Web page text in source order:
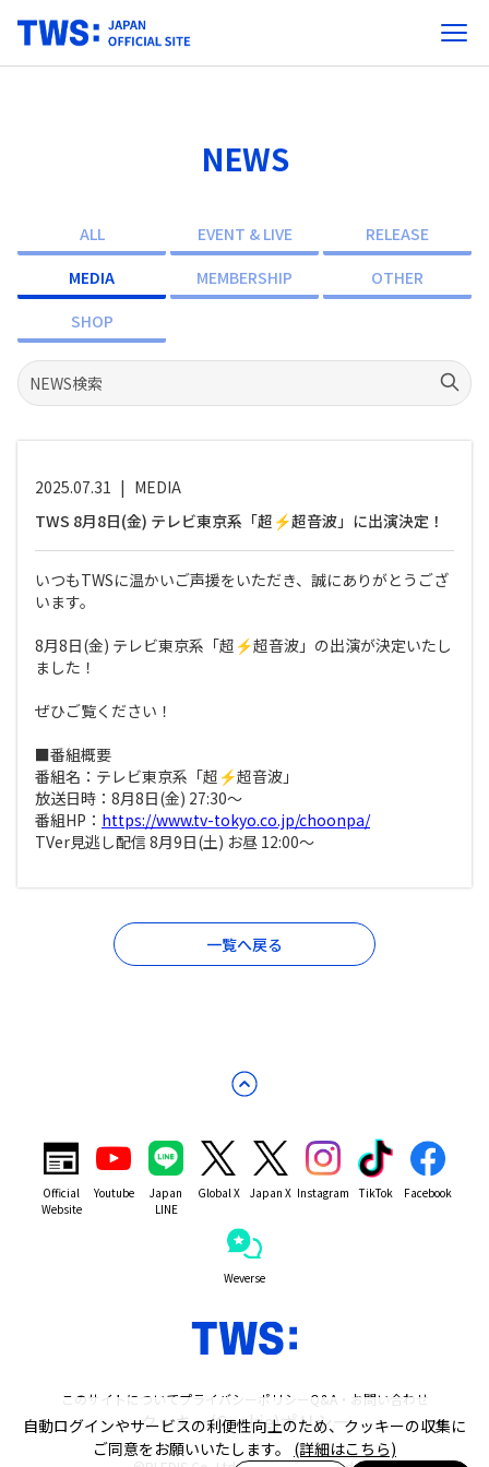
NEWS
ALL EVENT & LIVE
RELEASE
MEDIA
MEMBERSHIP
OTHER
SHOP
2025.07.31 | MEDIA
TWS 8月8日(金) テレビ東京系「超⚡️超音波」に出演決定！
いつもTWSに温かいご声援をいただき、誠にありがとうござ
います。
8月8日(金) テレビ東京系「超⚡️超音波」の出演が決定いたし
ました！
ぜひご覧ください！
■番組概要
番組名：テレビ東京系「超⚡️超音波」
放送日時：8月8日(金) 27:30～
番組HP： https://www.tv-tokyo.co.jp/choonpa/
TVer見逃し配信 8月9日(土) お昼 12:00～
一覧へ戻る
Official
Website
Youtube
Japan
LINE
Global X Japan X Instagram TikTok Facebook
Weverse
このサイトについてプライバシーポリシーQ&A・お問い合わせ
クッキー(Cookie)ポリシー
自動ログインやサービスの利便性向上のため、クッキーの収集に
ご同意をお願いいたします。 (詳細はこちら)